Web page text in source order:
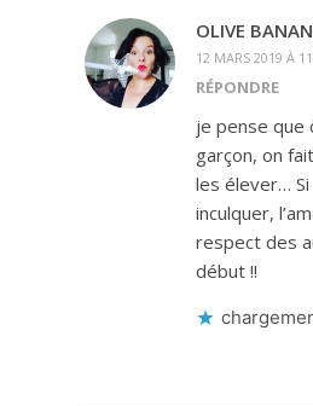
OLIVE
12 MARS 2019 À
RÉPONDRE
je pense que
garçon, on
les élever…
inculquer,
respect des
début !!